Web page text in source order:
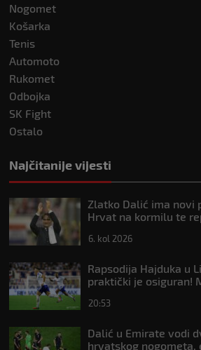
Nogomet
Košarka
Tenis
Automoto
Rukomet
Odbojka
SK Fight
Ostalo
Najčitanije vijesti
Zlatko Dalić ima novi
Hrvat na kormilu te
6. kol 2026
Rapsodija Hajduka u
praktički je osiguran!
20:53
Dalić u Emirate vodi
hrvatskog nogometa,